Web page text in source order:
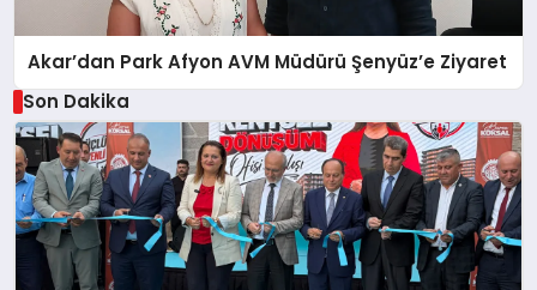
Akar’dan Park Afyon AVM Müdürü Şenyüz’e Ziyaret
Son Dakika